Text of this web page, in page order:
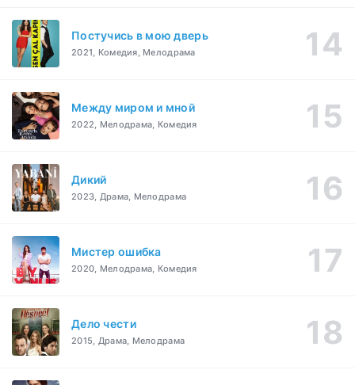
Постучись в мою дверь
2021, Комедия, Мелодрама
Между миром и мной
2022, Мелодрама, Комедия
Дикий
2023, Драма, Мелодрама
Мистер ошибка
2020, Мелодрама, Комедия
Дело чести
2015, Драма, Мелодрама